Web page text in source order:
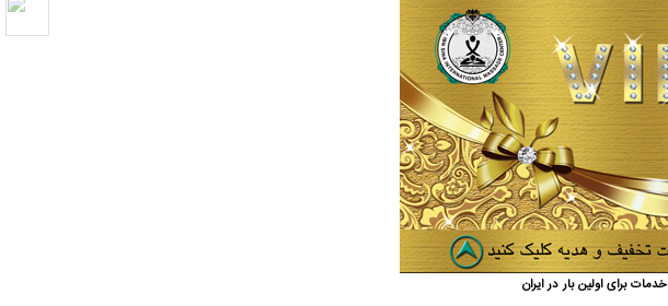
خدماتبرایاولینباردرایران